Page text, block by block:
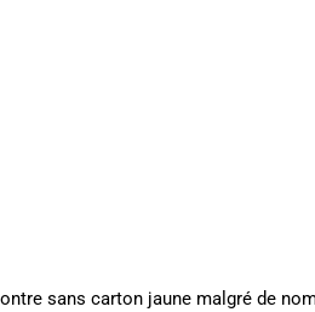
sans carton jaune malgré de